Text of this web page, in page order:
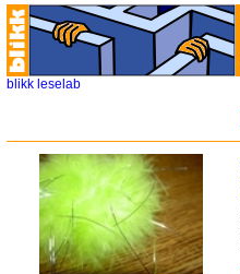
blikk leselab